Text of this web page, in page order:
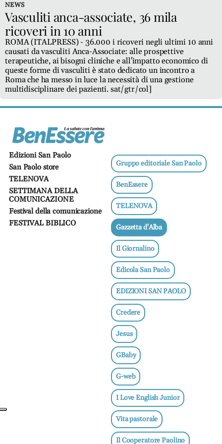
salutari
Benessere
Dormire
bene
Allo
specchio
Un
una
salute
e
neuroscienze
Sentimenti
Lavoro
Bambini
NEWS
Vasculiti anca-associate, 36 mila
ricoveri in 10 anni
ROMA (ITALPRESS) - 36.000 i ricoveri negli ultimi 10 anni
causati da vasculiti Anca-Associate: alle prospettive
terapeutiche, ai bisogni cliniche e all'impatto economico di
queste forme di vasculiti è stato dedicato un incontro a
Roma che ha messo in luce la necessità di una gestione
multidisciplinare dei pazienti. sat/gtr/col]
Edizioni San Paolo
San Paolo store
TELENOVA
SETTIMANA DELLA
COMUNICAZIONE
Festival della comunicazione
FESTIVAL BIBLICO
Gruppo editoriale San Paolo
BenEssere
TELENOVA
Gazzetta d'Alba
Il Giornalino
Edicola San Paolo
EDIZIONI SAN PAOLO
Credere
Jesus
GBaby
G-web
I Love English Junior
Vita pastorale
Il Cooperatore Paolino